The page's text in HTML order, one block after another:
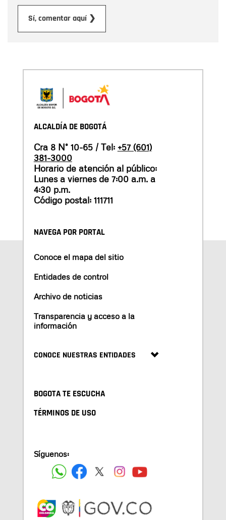
Sí, comentar aquí ❯
ALCALDÍA DE BOGOTÁ
Cra 8 N° 10-65 / Tel: +57 (601)
381-3000
Horario de atención al público:
Lunes a viernes de 7:00 a.m. a
4:30 p.m.
Código postal: 111711
NAVEGA POR PORTAL
Conoce el mapa del sitio
Entidades de control
Archivo de noticias
Transparencia y acceso a la
información
CONOCE NUESTRAS ENTIDADES
BOGOTA TE ESCUCHA
TÉRMINOS DE USO
Síguenos: